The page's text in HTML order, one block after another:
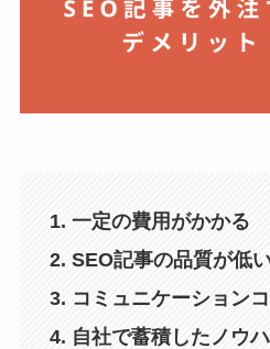
1. 一定の費用がかかる
2. SEO記事の品質が低
3. コミュニケーション
4. 自社で蓄積したノウ